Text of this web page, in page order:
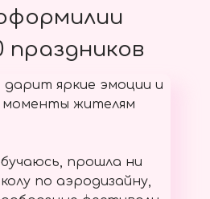
праздников
яркие эмоции и
моменты жителям
прошла ни
по аэродизайну,